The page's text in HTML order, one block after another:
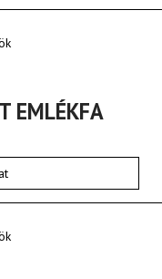
EMLÉKFA